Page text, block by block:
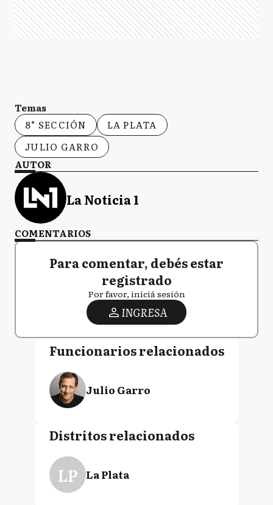
Temas
8° SECCIÓN
LA PLATA
JULIO GARRO
AUTOR
La Noticia 1
COMENTARIOS
Para comentar, debés estar
registrado
Por favor, iniciá sesión
INGRESA
Funcionarios relacionados
Julio Garro
Distritos relacionados
LP La Plata